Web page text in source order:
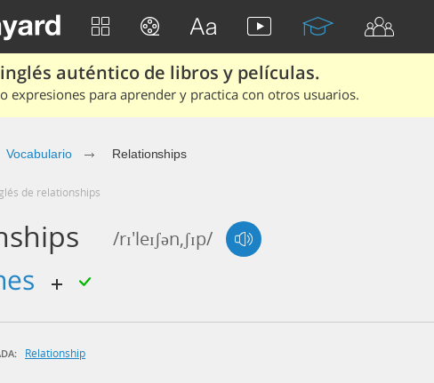
auténtico de libros y películas.
expresiones para aprender y practica con otros usuarios.
Vocabulario Relationships
de relationships
/rɪ'leɪʃən,ʃɪp/
Relationship